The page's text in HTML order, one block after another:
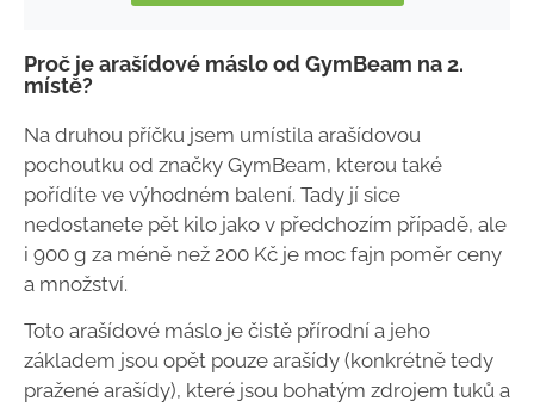
Proč je arašídové máslo od GymBeam na 2.
místě?
Na druhou příčku jsem umístila arašídovou
pochoutku od značky GymBeam, kterou také
pořídíte ve výhodném balení. Tady jí sice
nedostanete pět kilo jako v předchozím případě, ale
i 900 g za méně než 200 Kč je moc fajn poměr ceny
a množství.
Toto arašídové máslo je čistě přírodní a jeho
základem jsou opět pouze arašídy (konkrétně tedy
pražené arašídy), které jsou bohatým zdrojem tuků a